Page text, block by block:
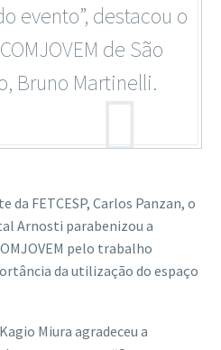
evento”, destacou o
de São
Bruno Martinelli.
da FETCESP, Carlos Panzan, o
Arnosti parabenizou a
pelo trabalho
da utilização do espaço
Miura agradeceu a